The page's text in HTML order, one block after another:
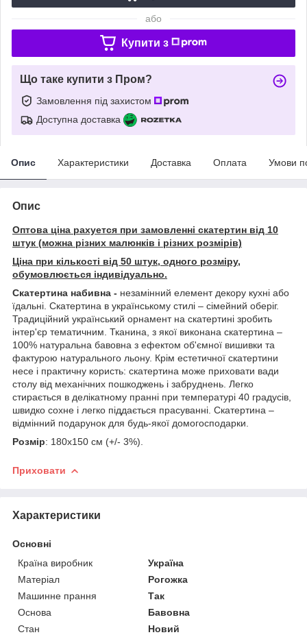
або
Купити з
Що таке купити з Пром?
Замовлення під захистом
Доступна доставка
Опис Характеристики Доставка Оплата Умови
Опис
Оптова ціна рахуется при замовленні скатертин від 10
штук (можна різних малюнків і різних розмірів)
Ціна при кількості від 50 штук, одного розміру,
обумовлюється індивідуально.
Скатертина набивна - незамінний елемент декору кухні або
їдальні. Скатертина в українському стилі – сімейний оберіг.
Традиційний український орнамент на скатертині зробить
інтер'єр тематичним. Тканина, з якої виконана скатертина –
100% натуральна бавовна з ефектом об'ємної вишивки та
фактурою натурального льону. Крім естетичної скатертини
несе і практичну користь: скатертина може приховати вади
столу від механічних пошкоджень і забруднень. Легко
стирається в делікатному пранні при температурі 40 градусів,
швидко сохне і легко піддається прасуванні. Скатертина –
відмінний подарунок для будь-якої домогосподарки.
Розмір: 180х150 см (+/- 3%).
Приховати
Характеристики
Основні
Країна виробник
Україна
Матеріал
Рогожка
Машинне прання
Так
Основа
Бавовна
Стан
Новий